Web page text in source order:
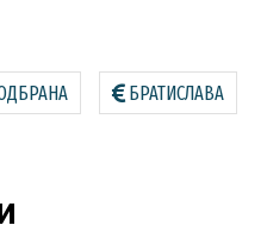
БРАТИСЛАВА